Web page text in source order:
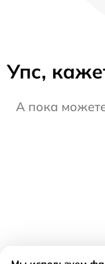
Упс,
А пока